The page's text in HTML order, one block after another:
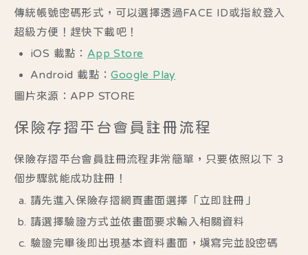
傳統帳號密碼形式，可以選擇透過FACE ID或指紋登入
超級方便！趕快下載吧！
iOS 載點： App Store
Android 載點：Google Play
圖片來源：APP STORE
保險存摺平台會員註冊流程
保險存摺平台會員註冊流程非常簡單，只要依照以下 3
個步驟就能成功註冊！
請先進入 保險存摺網頁畫面選擇「立即註冊」
請選擇驗證方式並依畫面要求輸入相關資料
驗證完畢後即出現基本資料畫面，填寫完並設密碼